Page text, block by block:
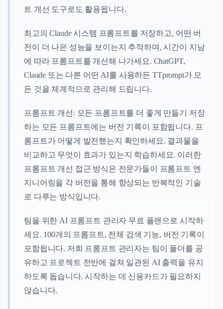
트 개선 도구로도 활용됩니다.
최고의 Claude 시스템 프롬프트를 저장하고, 어떤 버
전이 더 나은 성능을 보이는지 추적하며, 시간이 지남
에 따라 프롬프트를 개선해 나가세요. ChatGPT,
Claude 또는 다른 어떤 AI를 사용하든 TTprompt가 모
든 것을 체계적으로 관리해 드립니다.
프롬프트 개선: 모든 프롬프트를 더 좋게 만들기 저장
하는 모든 프롬프트에는 버전 기록이 포함됩니다. 프
롬프트가 어떻게 발전했는지 확인하세요. 결과물을
비교하고 무엇이 효과가 있는지 학습하세요. 이러한
프롬프트 개선 접근 방식은 전문가들이 프롬프트 엔
지니어링을 각 버전을 통해 향상되는 반복적인 기술
로 다루는 방식입니다.
팀을 위한 AI 프롬프트 관리자 무료 플랜으로 시작하
세요. 100개의 프롬프트, 전체 검색 기능, 버전 기록이
포함됩니다. 저희 프롬프트 관리자는 팀이 폴더를 공
유하고 프로젝트 전반에 걸쳐 일관된 AI 출력을 유지
하도록 돕습니다. 시작하는 데 신용카드가 필요하지
않습니다.